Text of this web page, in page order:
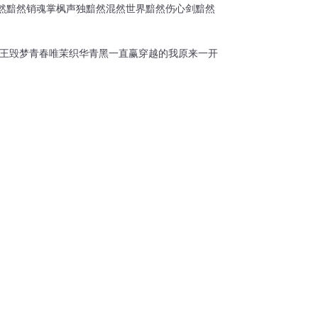
黯然销魂掌枫声独黯然混然世界黯然伤心剑黯然
毁梦青春唯茉织华青黑一直赢穿越的我原来一开